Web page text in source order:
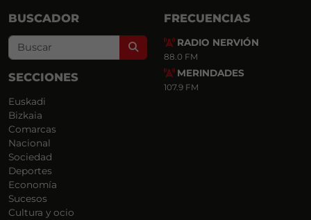
BUSCADOR
Search
SECCIONES
Euskadi
Bizkaia
Comarcas
Nacional
Sociedad
Deportes
Economía
Sucesos
Cultura y ocio
FRECUENCIAS
RADIO NERVIÓN
88.0 FM
MERINDADES
107.9 FM